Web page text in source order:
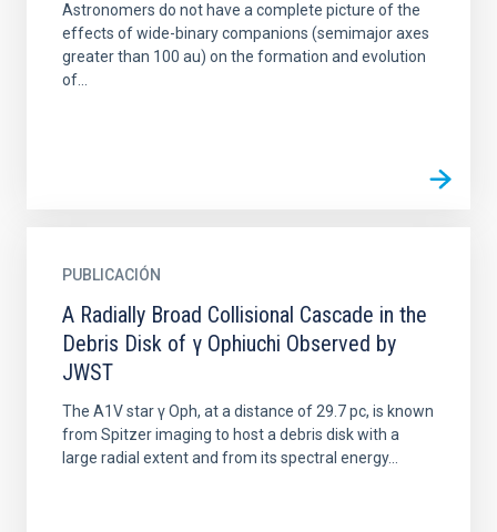
Astronomers do not have a complete picture of the
effects of wide-binary companions (semimajor axes
greater than 100 au) on the formation and evolution
of...
PUBLICACIÓN
A Radially Broad Collisional Cascade in the
Debris Disk of γ Ophiuchi Observed by
JWST
The A1V star γ Oph, at a distance of 29.7 pc, is known
from Spitzer imaging to host a debris disk with a
large radial extent and from its spectral energy...